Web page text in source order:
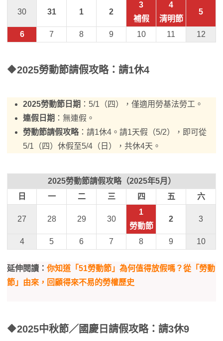
30 31 1 2
3
補假
4
清明節
5
6 7 8 9 10 11 12
🔶2025勞動節請假攻略：請1休4
2025勞動節日期 ：5/1（四），僅適用勞基法勞工。
連假日期 ：無連假。
勞動節請假攻略：請1休4。請1天假（5/2），即可從
5/1（四）休假至5/4（日），共休4天。
2025勞動節請假攻略（2025年5月）
日
一 二 三 四 五 六
27 28 29 30
1
勞動節
2 3
4 5 6 7 8 9 10
延伸閱讀： 你知道「51勞動節」為何值得放假嗎？從「勞動
節」由來，回顧得來不易的勞權歷史
🔶2025中秋節／國慶日請假攻略：請3休9